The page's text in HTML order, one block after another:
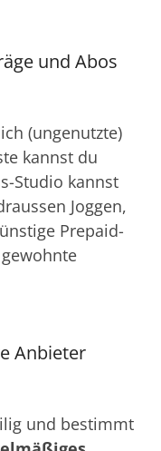
und Abos
(ungenutzte)
kannst du
Studio kannst
Joggen,
Prepaid-
Anbieter
und bestimmt